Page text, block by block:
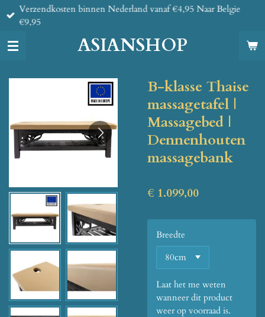
Ga
direct
de
ASIANSHOP
Verzendkosten binnen Nederland vanaf €4,95 Naar Belgie
€9,95
B-klasse Thaise
massagetafel |
Massagebed |
Dennenhouten
massagebank
€ 1.099,00
Breedte
Laat het me weten
wanneer dit product
weer op voorraad is.